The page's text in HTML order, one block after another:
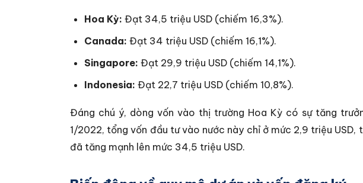
Hoa Kỳ: Đạt 34,5 triệu USD (chiếm 16,3%).
Canada: Đạt 34 triệu USD (chiếm 16,1%).
Singapore: Đạt 29,9 triệu USD (chiếm 14,1%).
Indonesia: Đạt 22,7 triệu USD (chiếm 10,8%).
Đáng chú ý, dòng vốn vào thị trường Hoa Kỳ có sự tăng
1/2022, tổng vốn đầu tư vào nước này chỉ ở mức 2,9 triệu
đã tăng mạnh lên mức 34,5 triệu USD.